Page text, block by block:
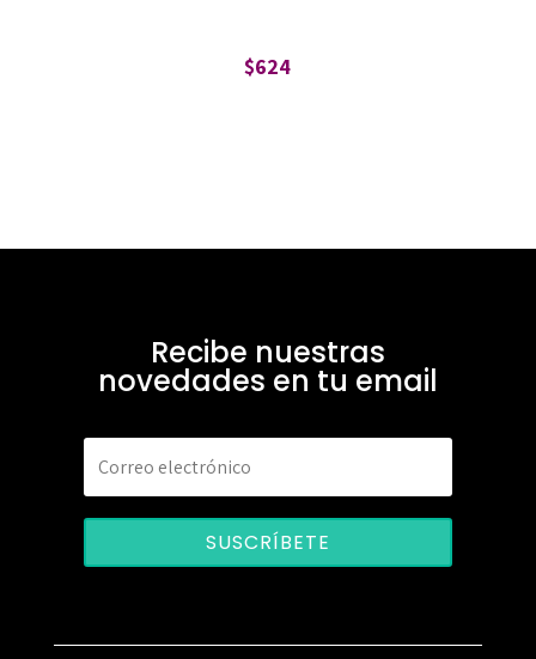
$624
Recibe nuestras
novedades en tu email
SUSCRÍBETE